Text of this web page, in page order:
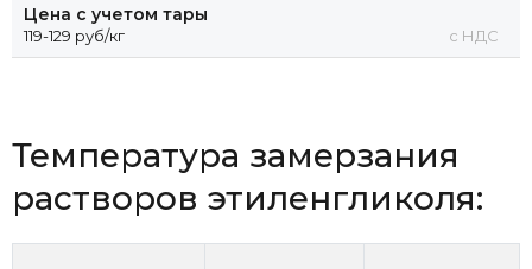
Цена с учетом тары
119-129 руб/кг с НДС
Температура замерзания
растворов этиленгликоля: